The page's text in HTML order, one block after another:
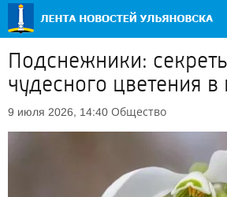
Подснежники:
чудесного цветения
9 июля 2026, 14:40 Общество